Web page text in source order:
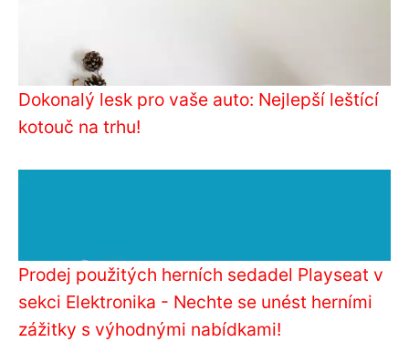
Dokonalý lesk pro vaše auto: Nejlepší leštící
kotouč na trhu!
Prodej použitých herních sedadel Playseat v
sekci Elektronika - Nechte se unést herními
zážitky s výhodnými nabídkami!